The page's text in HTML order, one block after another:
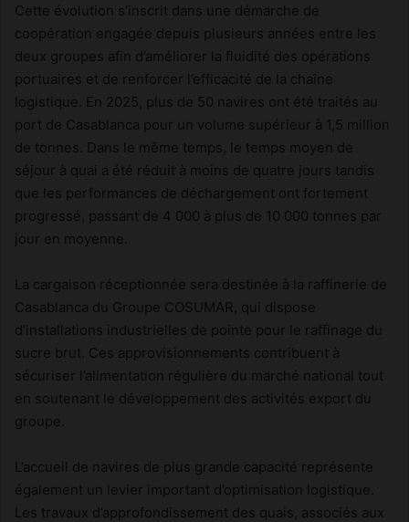
Cette évolution s’inscrit dans une démarche de
coopération engagée depuis plusieurs années entre les
deux groupes afin d’améliorer la fluidité des opérations
portuaires et de renforcer l’efficacité de la chaîne
logistique. En 2025, plus de 50 navires ont été traités au
port de Casablanca pour un volume supérieur à 1,5 million
de tonnes. Dans le même temps, le temps moyen de
séjour à quai a été réduit à moins de quatre jours tandis
que les performances de déchargement ont fortement
progressé, passant de 4 000 à plus de 10 000 tonnes par
jour en moyenne.
La cargaison réceptionnée sera destinée à la raffinerie de
Casablanca du Groupe COSUMAR, qui dispose
d’installations industrielles de pointe pour le raffinage du
sucre brut. Ces approvisionnements contribuent à
sécuriser l’alimentation régulière du marché national tout
en soutenant le développement des activités export du
groupe.
L’accueil de navires de plus grande capacité représente
également un levier important d’optimisation logistique.
Les travaux d’approfondissement des quais, associés aux